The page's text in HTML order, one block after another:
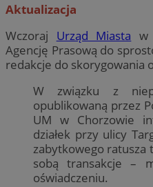
Aktualizacja
Wczoraj Urząd Miasta w
Agencję Prasową do
redakcje do skorygowania
W związku z
opublikowaną przez
UM w Chorzowie
działek przy ulicy
zabytkowego ratusza
sobą transakcje –
oświadczeniu.